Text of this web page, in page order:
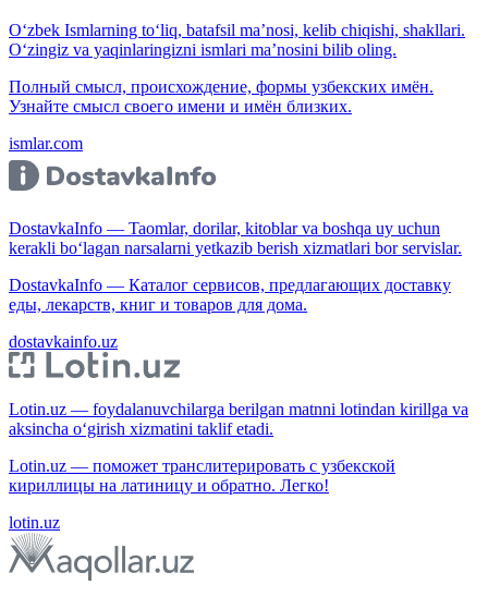
O‘zbek Ismlarning to‘liq, batafsil ma’nosi, kelib chiqishi, shakllari.
O‘zingiz va yaqinlaringizni ismlari ma’nosini bilib oling.
Полный смысл, происхождение, формы узбекских имён.
Узнайте смысл своего имени и имён близких.
ismlar.com
DostavkaInfo — Taomlar, dorilar, kitoblar va boshqa uy uchun
kerakli bo‘lagan narsalarni yetkazib berish xizmatlari bor servislar.
DostavkaInfo — Каталог сервисов, предлагающих доставку
еды, лекарств, книг и товаров для дома.
dostavkainfo.uz
Lotin.uz — foydalanuvchilarga berilgan matnni lotindan kirillga va
aksincha o‘girish xizmatini taklif etadi.
Lotin.uz — поможет транслитерировать с узбекской
кириллицы на латиницу и обратно. Легко!
lotin.uz